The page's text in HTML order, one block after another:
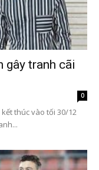
gây tranh cãi
0
thúc vào tối 30/12